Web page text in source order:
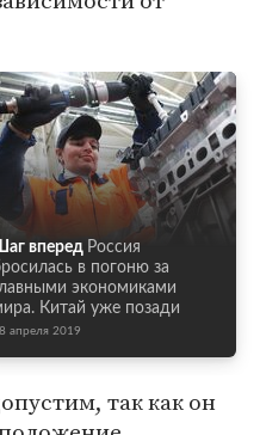
вперед Россия
в погоню за
экономиками
Китай уже позади
апреля 2019
так как он